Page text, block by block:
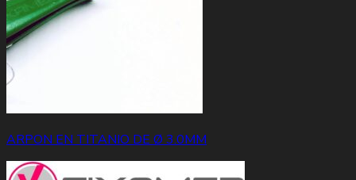
ARPON EN TITANIO DE Ø 3.0MM